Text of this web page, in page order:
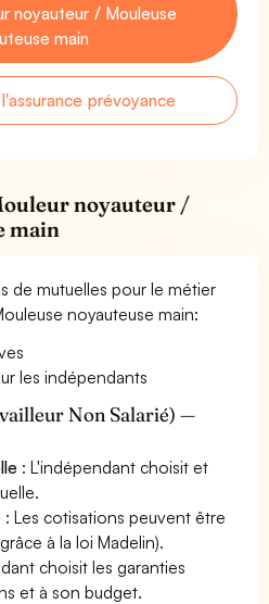
noyauteur / Mouleuse
main
prévoyance
noyauteur /
main
de mutuelles pour le métier
noyauteuse main:
les indépendants
Non Salarié) —
: L'indépendant choisit et
: Les cotisations peuvent être
à la loi Madelin).
choisit les garanties
et à son budget.